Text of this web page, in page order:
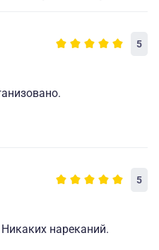
5
5
нареканий.